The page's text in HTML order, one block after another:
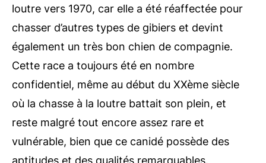
loutre vers 1970, car elle a été réaffectée pour
chasser d’autres types de gibiers et devint
également un très bon chien de compagnie.
Cette race a toujours été en nombre
confidentiel, même au début du XXème siècle
où la chasse à la loutre battait son plein, et
reste malgré tout encore assez rare et
vulnérable, bien que ce canidé possède des